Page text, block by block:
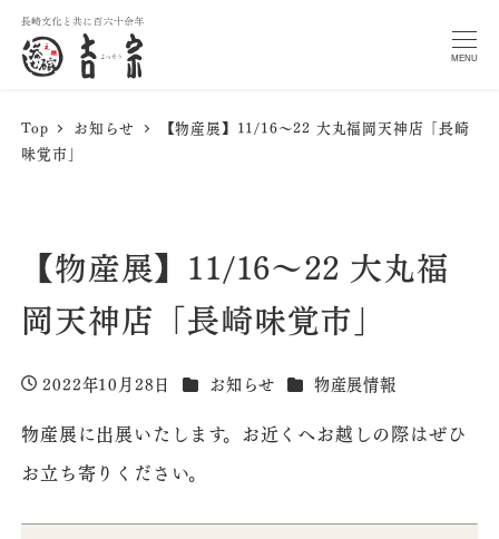
MENU
Top お知らせ
【物産展】11/16〜22 大丸福岡天神店「長崎
味覚市」
【物産展】11/16〜22 大丸福
岡天神店「長崎味覚市」
投稿日
2022年10月28日 カテゴリー
お知らせ カテゴリー
物産展情報
物産展に出展いたします。お近くへお越しの際はぜひ
お立ち寄りください。